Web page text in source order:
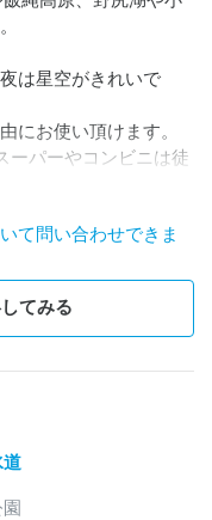
は星空がきれいで
にお使い頂けます。
ーパーやコンビニは徒
て問い合わせできま
てみる
道